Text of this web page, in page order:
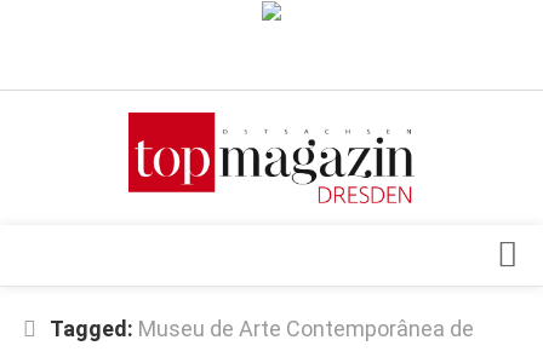
Verkaufsstellen
Top Gesundheitsforum Dresden / Ostsachsen
Tagged: Museu de Arte Contemporânea de